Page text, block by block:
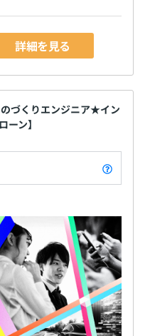
詳細を見る
のづくりエンジニア★イン
ン】